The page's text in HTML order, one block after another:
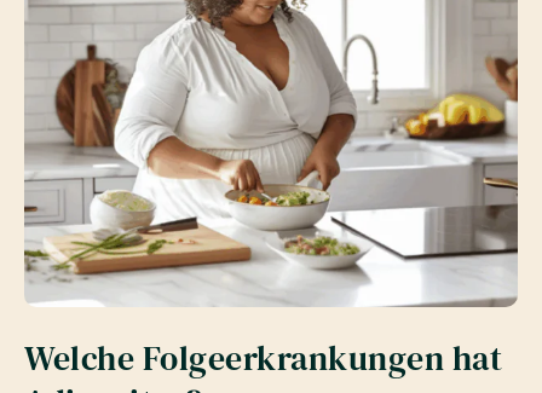
Welche Folgeerkrankungen hat